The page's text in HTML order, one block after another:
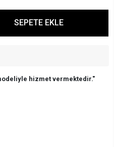
SEPETE EKLE
hizmet vermektedir."